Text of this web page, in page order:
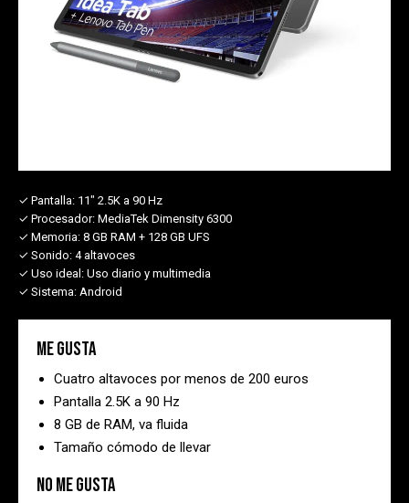
✓ Pantalla: 11" 2.5K a 90 Hz
✓ Procesador: MediaTek Dimensity 6300
✓ Memoria: 8 GB RAM + 128 GB UFS
✓ Sonido: 4 altavoces
✓ Uso ideal: Uso diario y multimedia
✓ Sistema: Android
Me gusta
Cuatro altavoces por menos de 200 euros
Pantalla 2.5K a 90 Hz
8 GB de RAM, va fluida
Tamaño cómodo de llevar
No me gusta